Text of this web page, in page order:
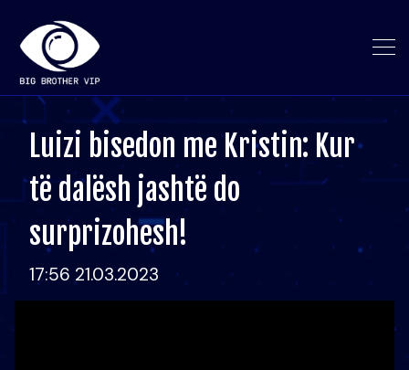
Luizi bisedon me Kristin: Kur
të dalësh jashtë do
surprizohesh!
17:56 21.03.2023